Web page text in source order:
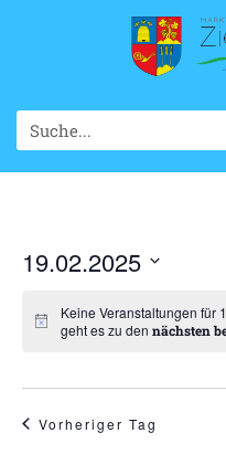
19.02.2025
wählen.Keine Veranstaltungen für
geht es zu dennächsten
Vorheriger Tag